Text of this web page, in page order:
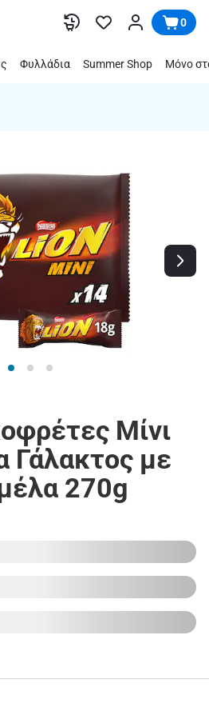
0
Φυλλάδια Summer Shop Μόνο
Μίνι
Γάλακτος με
270g